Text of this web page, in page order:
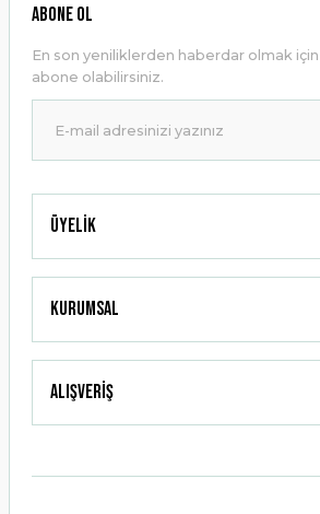
Ürün resmi kalitesiz, bozuk veya
Ürün bilgilerinde hatalar bulunuyor.
Ürün fiyatı diğer sitelerden daha pahalı.
Bu ürüne benzer farklı alternatifler olmalı.
Gönder
Üyelik
Kurumsal
Alışveriş
ABONE OL
En son yeniliklerden haberdar olmak
abone olabilirsiniz.